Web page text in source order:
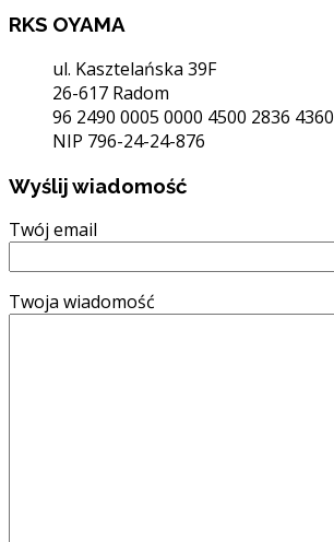
RKS OYAMA
ul. Kasztelańska 39F
26-617 Radom
96 2490 0005 0000 4500 2836 4360
NIP 796-24-24-876
Wyślij wiadomość
Twój email
Twoja wiadomość